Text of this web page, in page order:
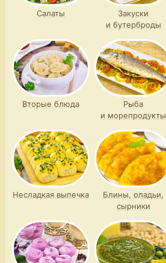
Салаты
Закуски
и бутерброды
Вторые блюда
Рыба
и морепродукты
Несладкая выпечка
Блины, оладьи,
сырники